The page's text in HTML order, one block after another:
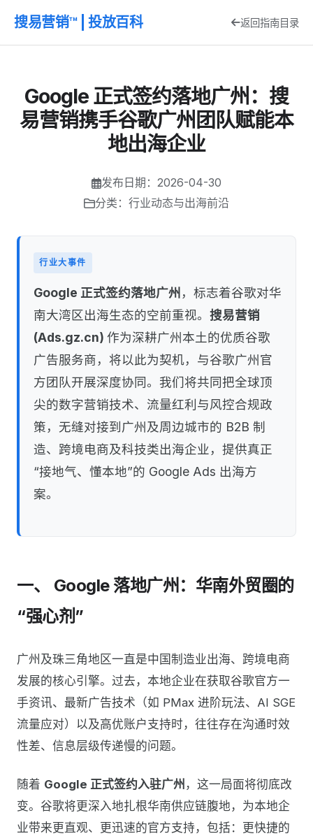
搜易营销™ | 投放百科 返回指南目录
Google 正式签约落地广州：搜
易营销携手谷歌广州团队赋能本
地出海企业
发布日期：2026-04-30
分类：行业动态与出海前沿
行业大事件
Google 正式签约落地广州 ，标志着谷歌对华
南大湾区出海生态的空前重视。 搜易营销
(Ads.gz.cn) 作为深耕广州本土的优质谷歌
广告服务商，将以此为契机，与谷歌广州官
方团队开展深度协同。我们将共同把全球顶
尖的数字营销技术、流量红利与风控合规政
策，无缝对接到广州及周边城市的 B2B 制
造、跨境电商及科技类出海企业，提供真正
“接地气、懂本地”的 Google Ads 出海方
案。
一、 Google 落地广州：华南外贸圈的
“强心剂”
广州及珠三角地区一直是中国制造业出海、跨境电商
发展的核心引擎。过去，本地企业在获取谷歌官方一
手资讯、最新广告技术（如 PMax 进阶玩法、AI SGE
流量应对）以及高优账户支持时，往往存在沟通时效
性差、信息层级传递慢的问题。
随着 Google 正式签约入驻广州 ，这一局面将彻底改
变。谷歌将更深入地扎根华南供应链腹地，为本地企
业带来更直观、更迅速的官方支持，包括：更快捷的